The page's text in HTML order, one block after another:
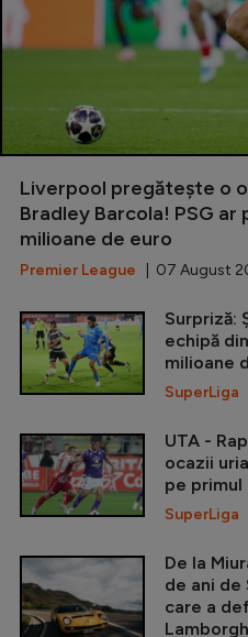
Liverpool pregătește o
Bradley Barcola! PSG
milioane de euro
Premier League | 07 August
Surpriză:
echipă
milioane
SuperLiga
UTA -
ocazii
pe primul
SuperLiga
De la
de ani de
care a